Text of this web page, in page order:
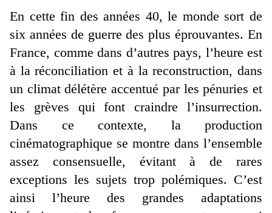
En cette fin des années 40, le monde sort de
six années de guerre des plus éprouvantes. En
France, comme dans d’autres pays, l’heure est
à la réconciliation et à la reconstruction, dans
un climat délétère accentué par les pénuries et
les grèves qui font craindre l’insurrection.
Dans ce contexte, la production
cinématographique se montre dans l’ensemble
assez consensuelle, évitant à de rares
exceptions les sujets trop polémiques. C’est
ainsi l’heure des grandes adaptations